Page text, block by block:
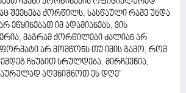
შეეხება ქორწილს, სასწაული რამე უნდა
ეწყინებათ იმ ადამიანებს, ვის
მაგრამ ქორწილები ძალიან არ
ფორმატი არ მომწონს თუ იმის გამო, რომ
ჩხუბით სრულდება. მირჩევნია,
აღვნიშნოთ ეს დღე"